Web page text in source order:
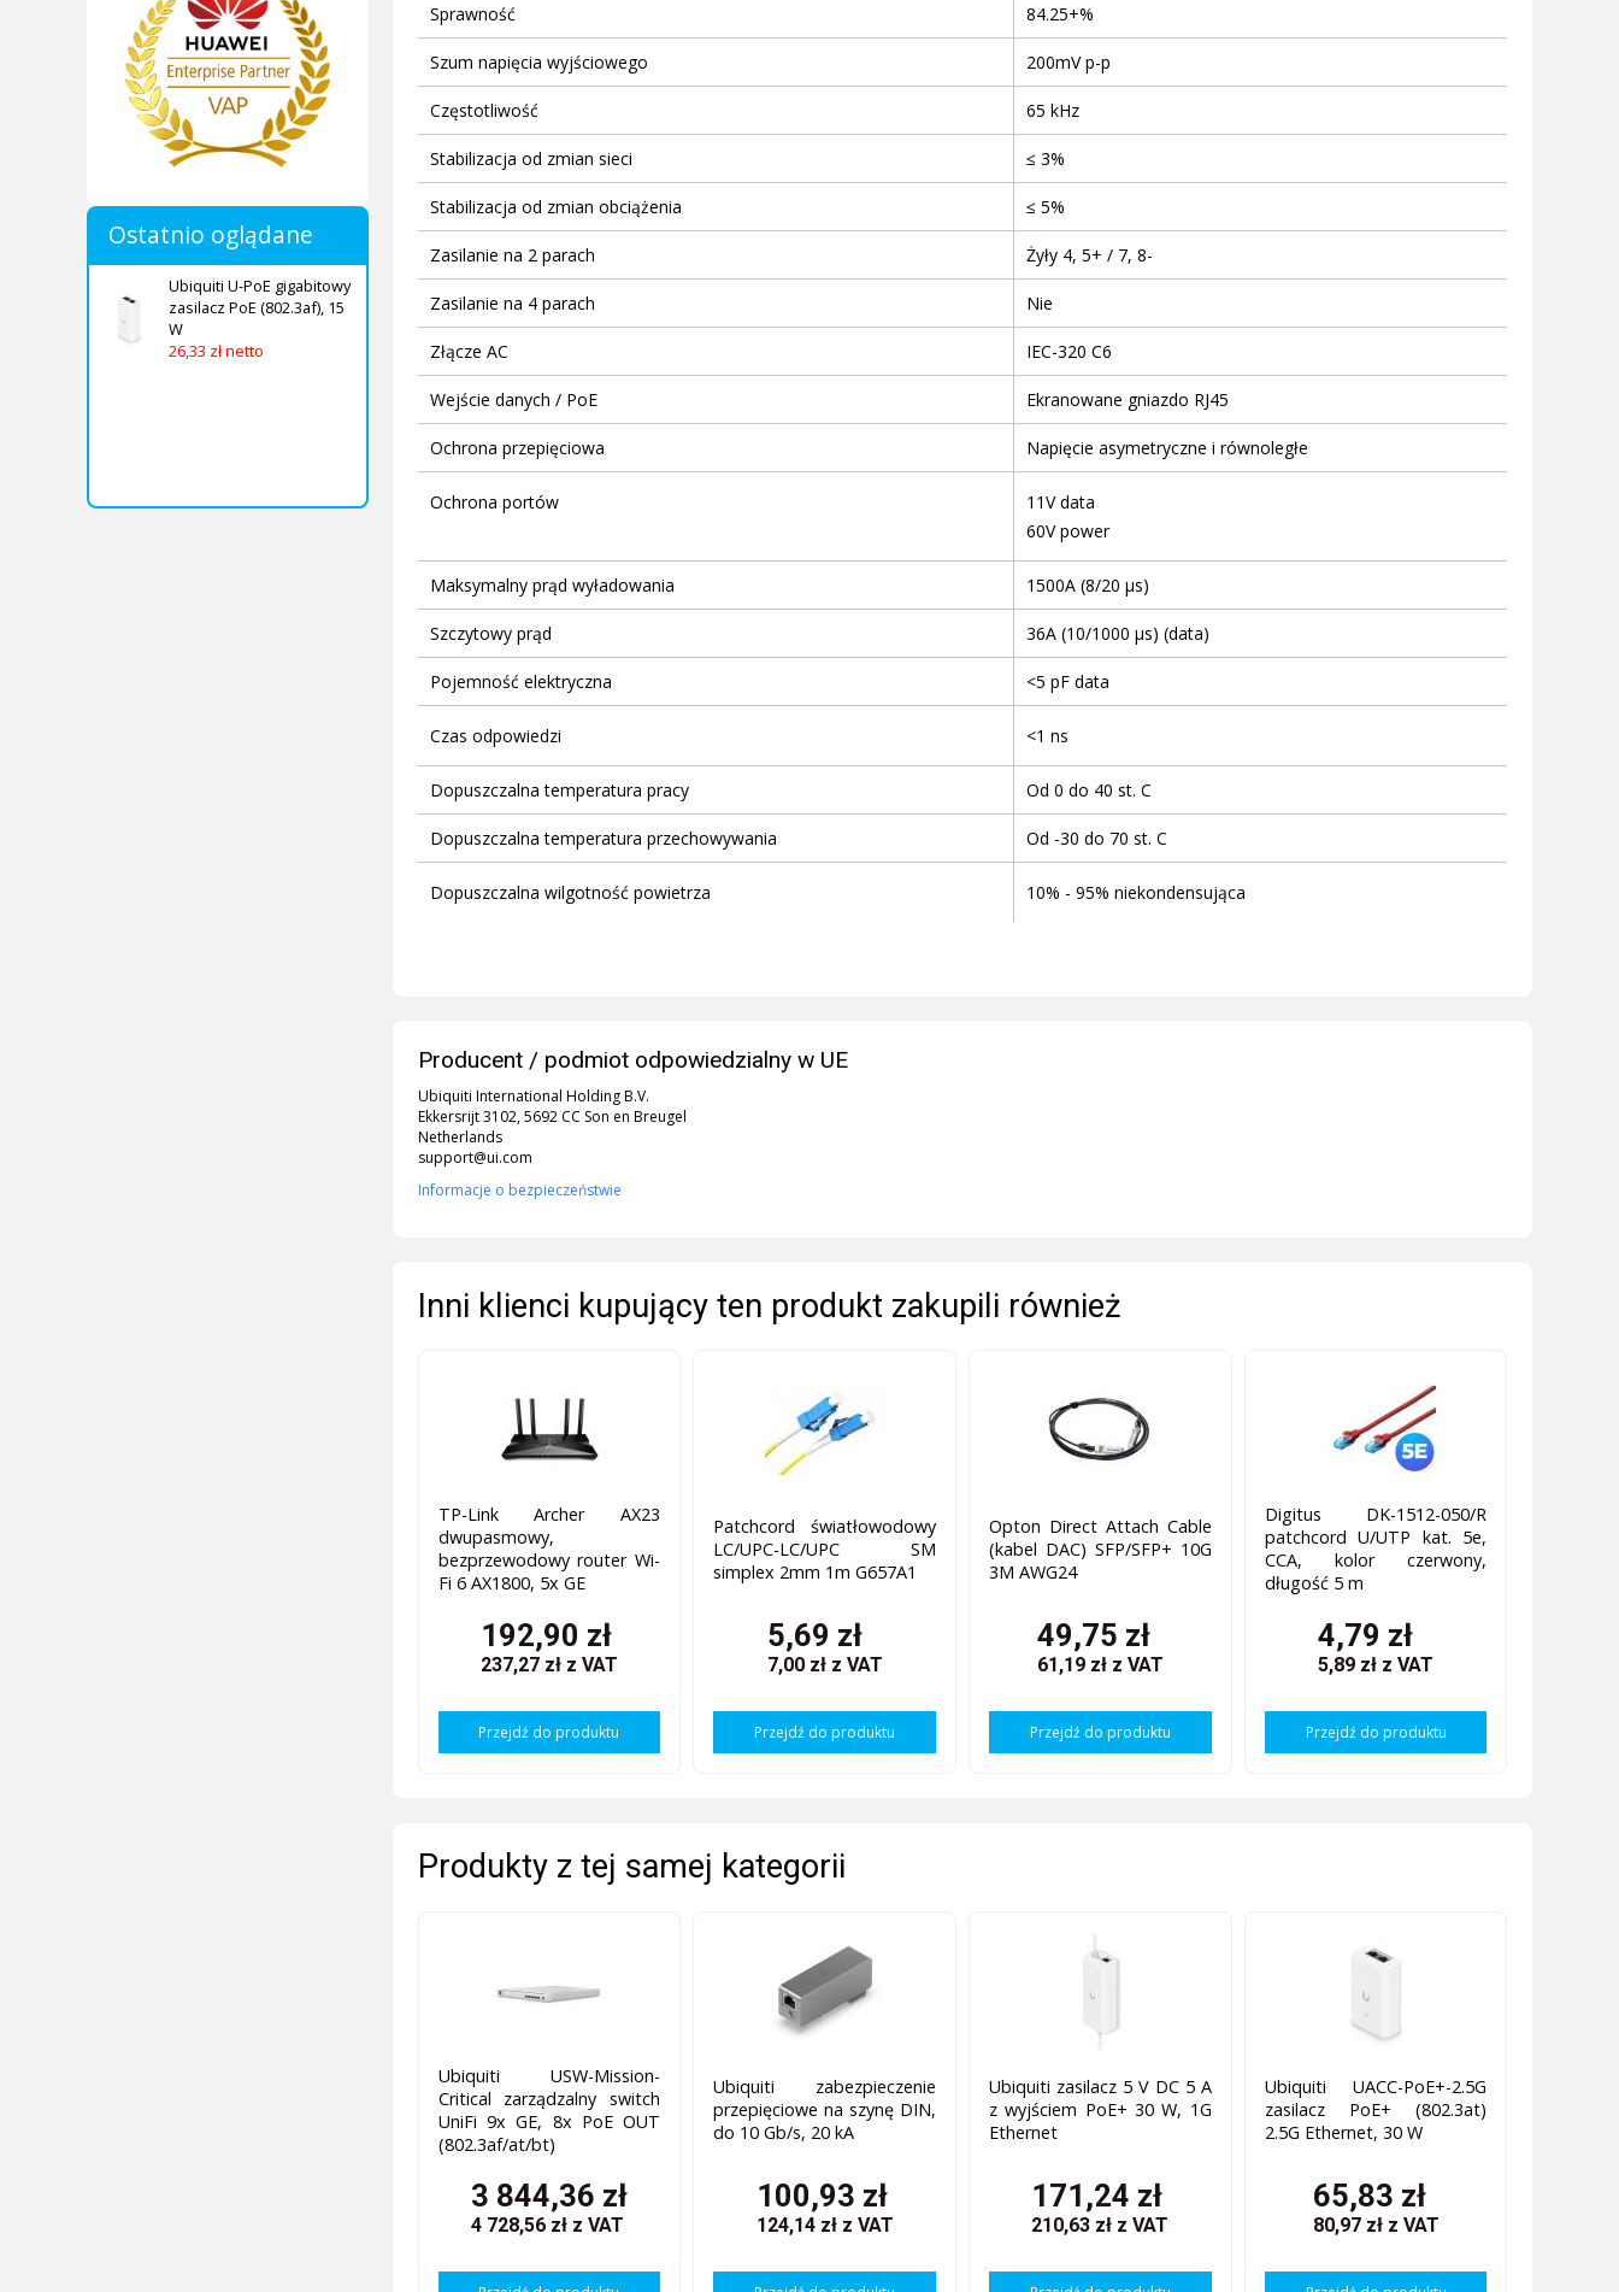
Ostatnio oglądane
Ubiquiti U-PoE gigabitowy
zasilacz PoE (802.3af), 15
W
26,33 zł netto
Sprawność 84.25+%
Szum napięcia wyjściowego 200mV p-p
Częstotliwość 65 kHz
Stabilizacja od zmian sieci ≤ 3%
Stabilizacja od zmian obciążenia ≤ 5%
Zasilanie na 2 parach Żyły 4, 5+ / 7, 8-
Zasilanie na 4 parach Nie
Złącze AC IEC-320 C6
Wejście danych / PoE Ekranowane gniazdo RJ45
Ochrona przepięciowa Napięcie asymetryczne i równoległe
Ochrona portów
11V data
60V power
Maksymalny prąd wyładowania 1500A (8/20 μs)
Szczytowy prąd 36A (10/1000 μs) (data)
Pojemność elektryczna <5 pF data
Czas odpowiedzi <1 ns
Dopuszczalna temperatura pracy Od 0 do 40 st. C
Dopuszczalna temperatura przechowywania Od -30 do 70 st. C
Dopuszczalna wilgotność powietrza 10% - 95% niekondensująca
Producent / podmiot odpowiedzialny w UE
Ubiquiti International Holding B.V.
Ekkersrijt 3102, 5692 CC Son en Breugel
Netherlands
support@ui.com
Informacje o bezpieczeństwie
Inni klienci kupujący ten produkt zakupili również
TP-Link Archer AX23
dwupasmowy,
bezprzewodowy router Wi-
Fi 6 AX1800, 5x GE
192,90 zł
237,27 zł z VAT
Przejdź do produktu
Patchcord światłowodowy
LC/UPC-LC/UPC SM
simplex 2mm 1m G657A1
5,69 zł
7,00 zł z VAT
Przejdź do produktu
Opton Direct Attach Cable
(kabel DAC) SFP/SFP+ 10G
3M AWG24
49,75 zł
61,19 zł z VAT
Przejdź do produktu
Digitus DK-1512-050/R
patchcord U/UTP kat. 5e,
CCA, kolor czerwony,
długość 5 m
4,79 zł
5,89 zł z VAT
Przejdź do produktu
Produkty z tej samej kategorii
Ubiquiti USW-Mission-
Critical zarządzalny switch
UniFi 9x GE, 8x PoE OUT
(802.3af/at/bt)
3 844,36 zł
4 728,56 zł z VAT
Ubiquiti zabezpieczenie
przepięciowe na szynę DIN,
do 10 Gb/s, 20 kA
100,93 zł
124,14 zł z VAT
Ubiquiti zasilacz 5 V DC 5 A
z wyjściem PoE+ 30 W, 1G
Ethernet
171,24 zł
210,63 zł z VAT
Ubiquiti UACC-PoE+-2.5G
zasilacz PoE+ (802.3at)
2.5G Ethernet, 30 W
65,83 zł
80,97 zł z VAT